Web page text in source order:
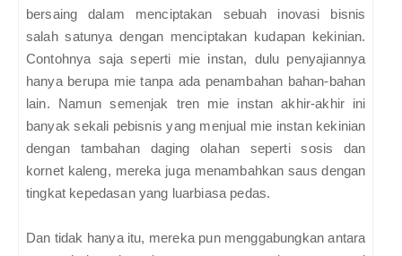
bersaing dalam menciptakan sebuah inovasi bisnis
salah satunya dengan menciptakan kudapan kekinian.
Contohnya saja seperti mie instan, dulu penyajiannya
hanya berupa mie tanpa ada penambahan bahan-bahan
lain. Namun semenjak tren mie instan akhir-akhir ini
banyak sekali pebisnis yang menjual mie instan kekinian
dengan tambahan daging olahan seperti sosis dan
kornet kaleng, mereka juga menambahkan saus dengan
tingkat kepedasan yang luarbiasa pedas.
Dan tidak hanya itu, mereka pun menggabungkan antara